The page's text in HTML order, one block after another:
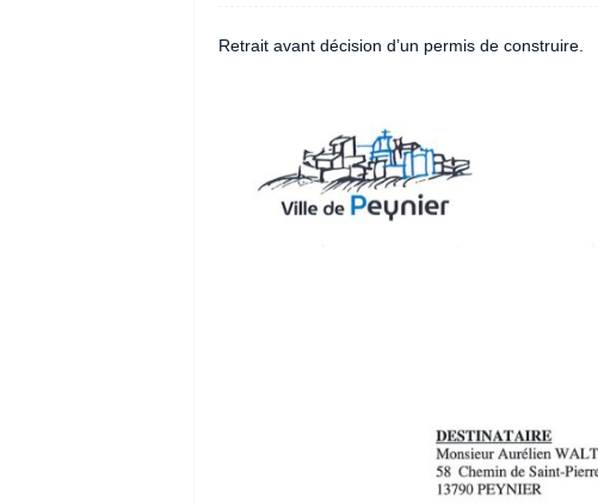
Retrait avant décision d’un permis de construire.